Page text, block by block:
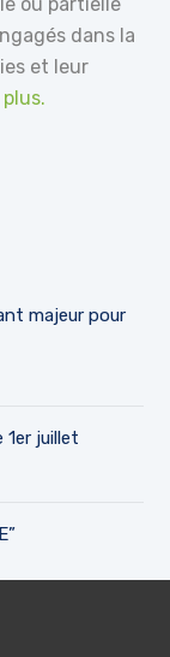
dans la
et leur
majeur pour
1er juillet